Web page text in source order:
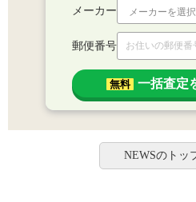
メーカー
郵便番号
無料 一括査定
NEWSのトッ